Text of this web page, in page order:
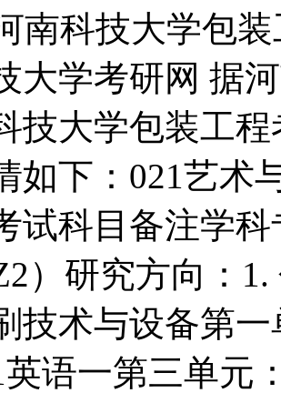
南科技大学包
大学考研网 据
技大学包装工
如下：021艺术
试科目备注学
）研究方向：
技术与设备第
英语一第三单元